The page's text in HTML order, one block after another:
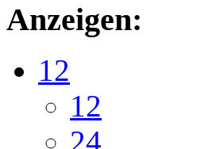
Anzeigen:
12
12
24